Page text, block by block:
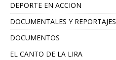
DEPORTE EN ACCION
DOCUMENTALES Y REPORTAJES
DOCUMENTOS
EL CANTO DE LA LIRA